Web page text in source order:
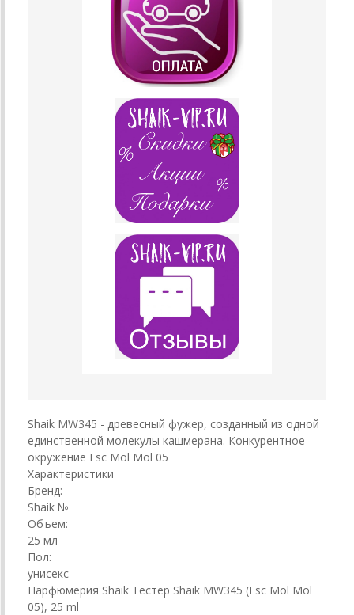
Shaik MW345 - древесный фужер, созданный из одной
единственной молекулы кашмерана. Конкурентное
окружение Esc Mol Mol 05
Характеристики
Бренд:
Shaik №
Объем:
25 мл
Пол:
унисекс
Парфюмерия Shaik Тестер Shaik MW345 (Esc Mol Mol
05), 25 ml